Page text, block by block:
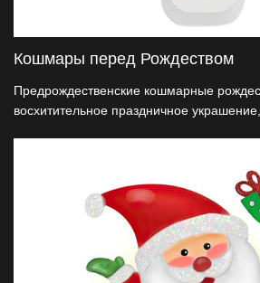
Кошмары перед Рождеством
Предрождественские кошмарные
восхитительное праздничное
Хэллоуина с праздничным духом
уникальную и визуально